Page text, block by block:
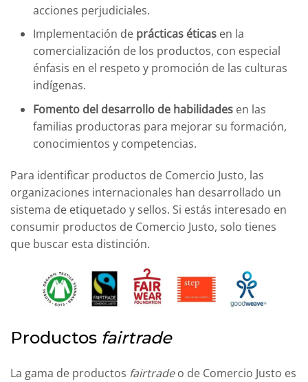
acciones perjudiciales.
Implementación de prácticas éticas en la
comercialización de los productos, con especial
énfasis en el respeto y promoción de las culturas
indígenas.
Fomento del desarrollo de habilidades en las
familias productoras para mejorar su formación,
conocimientos y competencias.
Para identificar productos de Comercio Justo, las
organizaciones internacionales han desarrollado un
sistema de etiquetado y sellos. Si estás interesado en
consumir productos de Comercio Justo, solo tienes
que buscar esta distinción.
Productos fairtrade
La gama de productos fairtradeo de Comercio Justo es